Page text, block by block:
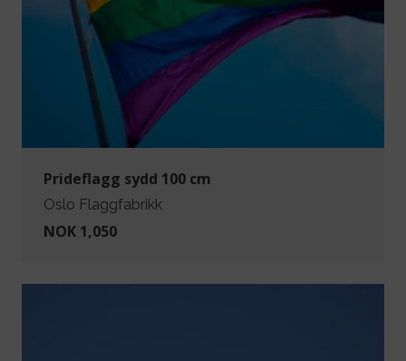
Prideflagg sydd 100 cm
Oslo Flaggfabrikk
NOK 1,050